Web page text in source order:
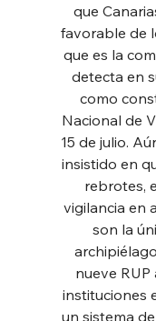
que
favorable de
que es la
detecta en
como
Nacional de
15 de julio.
insistido en
rebrotes,
vigilancia en
son la
nueve
instituciones
un sistema